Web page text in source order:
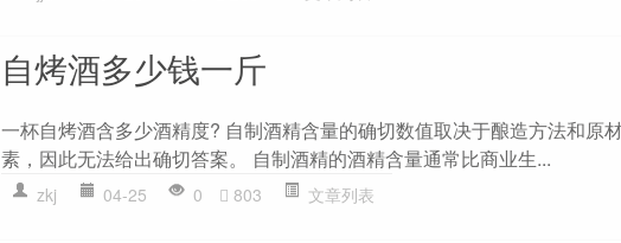
自烤酒多少钱一斤
一杯自烤酒含多少酒精度? 自制酒精含量的确切数值取决于酿造方法和原
素，因此无法给出确切答案。 自制酒精的酒精含量通常比商业生...
zkj 04-25 0 803 文章列表